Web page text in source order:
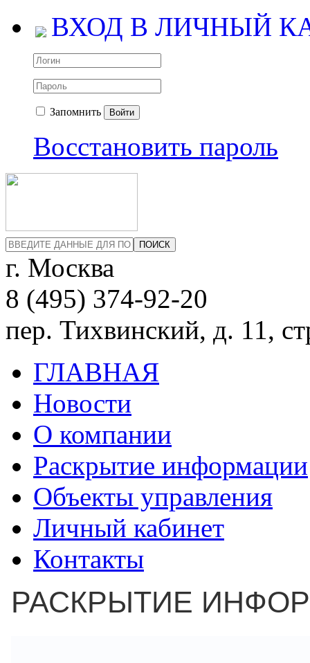
ВХОД В ЛИЧНЫЙ
Запомнить Войти
Восстановить пароль
ПОИСК
г. Москва
8 (495) 374-92-20
пер. Тихвинский, д. 11,
ГЛАВНАЯ
Новости
О компании
Раскрытие информации
Объекты управления
Личный кабинет
Контакты
РАСКРЫТИЕ